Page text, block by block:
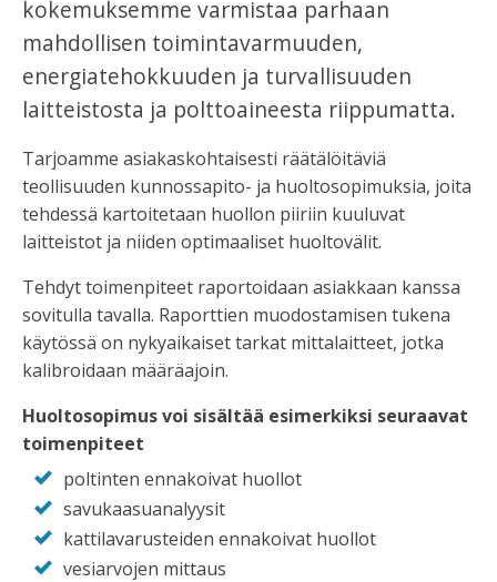
kokemuksemme varmistaa parhaan
mahdollisen toimintavarmuuden,
energiatehokkuuden ja turvallisuuden
laitteistosta ja polttoaineesta riippumatta.
Tarjoamme asiakaskohtaisesti räätälöitäviä
teollisuuden kunnossapito- ja huoltosopimuksia, joita
tehdessä kartoitetaan huollon piiriin kuuluvat
laitteistot ja niiden optimaaliset huoltovälit.
Tehdyt toimenpiteet raportoidaan asiakkaan kanssa
sovitulla tavalla. Raporttien muodostamisen tukena
käytössä on nykyaikaiset tarkat mittalaitteet, jotka
kalibroidaan määräajoin.
Huoltosopimus voi sisältää esimerkiksi seuraavat
toimenpiteet
poltinten ennakoivat huollot
savukaasuanalyysit
kattilavarusteiden ennakoivat huollot
vesiarvojen mittaus